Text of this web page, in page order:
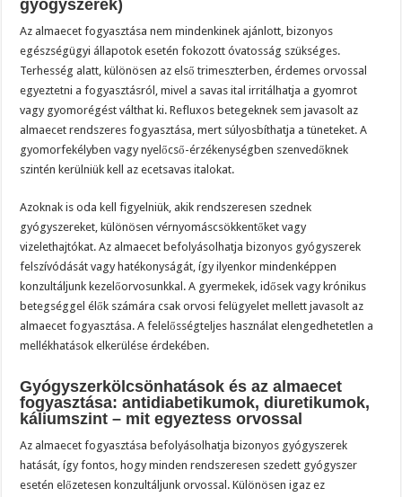
gyógyszerek)
Az almaecet fogyasztása nem mindenkinek ajánlott, bizonyos
egészségügyi állapotok esetén fokozott óvatosság szükséges.
Terhesség alatt, különösen az első trimeszterben, érdemes orvossal
egyeztetni a fogyasztásról, mivel a savas ital irritálhatja a gyomrot
vagy gyomorégést válthat ki. Refluxos betegeknek sem javasolt az
almaecet rendszeres fogyasztása, mert súlyosbíthatja a tüneteket. A
gyomorfekélyben vagy nyelőcső-érzékenységben szenvedőknek
szintén kerülniük kell az ecetsavas italokat.
Azoknak is oda kell figyelniük, akik rendszeresen szednek
gyógyszereket, különösen vérnyomáscsökkentőket vagy
vizelethajtókat. Az almaecet befolyásolhatja bizonyos gyógyszerek
felszívódását vagy hatékonyságát, így ilyenkor mindenképpen
konzultáljunk kezelőorvosunkkal. A gyermekek, idősek vagy krónikus
betegséggel élők számára csak orvosi felügyelet mellett javasolt az
almaecet fogyasztása. A felelősségteljes használat elengedhetetlen a
mellékhatások elkerülése érdekében.
Gyógyszerkölcsönhatások és az almaecet
fogyasztása: antidiabetikumok, diuretikumok,
káliumszint – mit egyeztess orvossal
Az almaecet fogyasztása befolyásolhatja bizonyos gyógyszerek
hatását, így fontos, hogy minden rendszeresen szedett gyógyszer
esetén előzetesen konzultáljunk orvossal. Különösen igaz ez